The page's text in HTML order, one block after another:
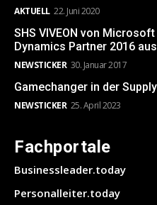
AKTUELL 22. Juni 2020
SHS VIVEON von
Dynamics Partner 2016
NEWSTICKER 30. Januar 2017
Gamechanger in der
NEWSTICKER 25. April 2023
Fachportale
Businessleader.today
Personalleiter.today